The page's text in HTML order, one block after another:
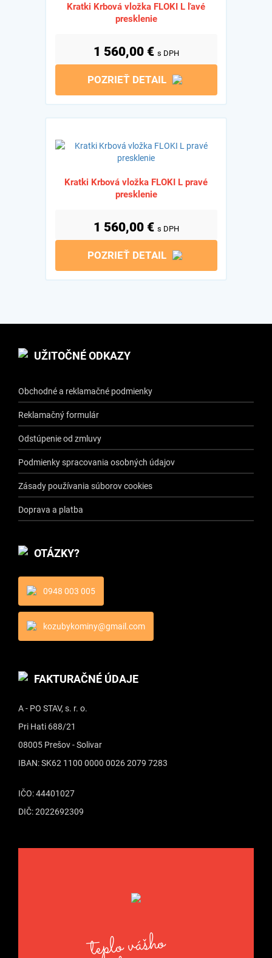
Kratki Krbová vložka FLOKI L ľavé
presklenie
1 560,00 € s DPH
POZRIEŤ DETAIL
Kratki Krbová vložka FLOKI L pravé
presklenie
1 560,00 € s DPH
POZRIEŤ DETAIL
UŽITOČNÉ ODKAZY
Obchodné a reklamačné podmienky
Reklamačný formulár
Odstúpenie od zmluvy
Podmienky spracovania osobných údajov
Zásady používania súborov cookies
Doprava a platba
OTÁZKY?
0948 003 005
kozubykominy@gmail.com
FAKTURAČNÉ ÚDAJE
A - PO STAV, s. r. o.
Pri Hati 688/21
08005 Prešov - Solivar
IBAN: SK62 1100 0000 0026 2079 7283
IČO: 44401027
DIČ: 2022692309
teplo vášho